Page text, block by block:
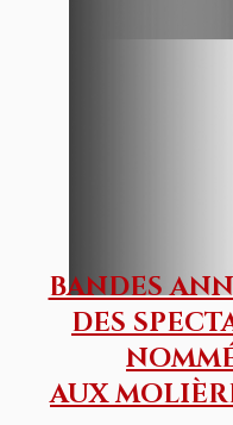
BANDES
DES
AUX